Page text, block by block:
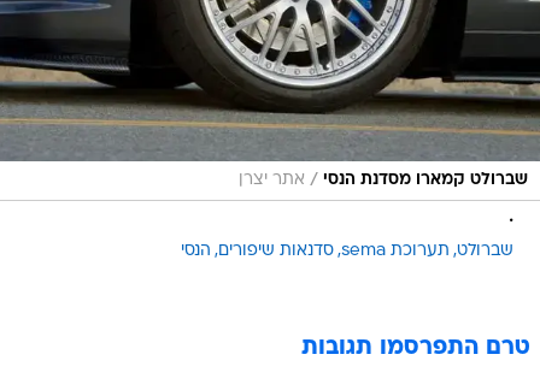
שברולט קמארו מסדנת הנסי / אתר יצרן
.
שברולט תערוכת sema סדנאות שיפורים הנסי
טרם התפרסמו תגובות